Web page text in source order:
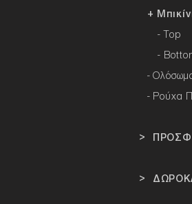
+
- Top
-
-
- Ρούχα
>
>